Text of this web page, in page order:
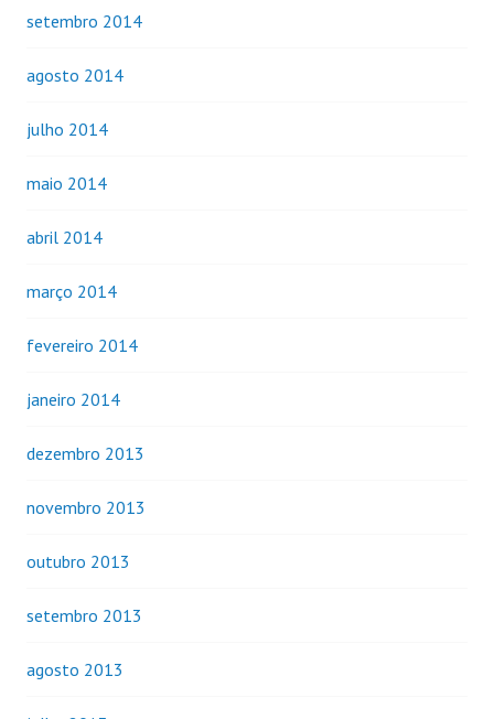
setembro 2014
agosto 2014
julho 2014
maio 2014
abril 2014
março 2014
fevereiro 2014
janeiro 2014
dezembro 2013
novembro 2013
outubro 2013
setembro 2013
agosto 2013